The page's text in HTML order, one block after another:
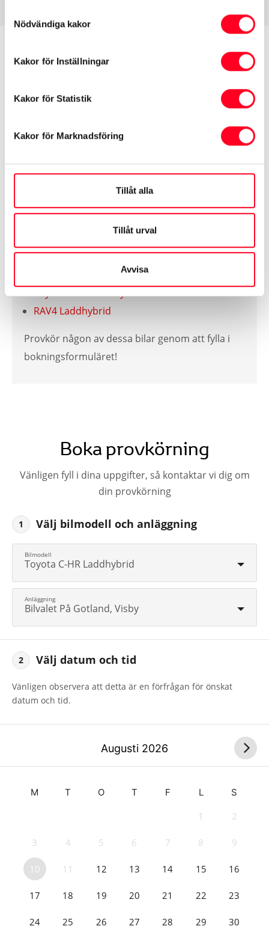
Nödvändiga kakor
Kakor för Inställningar
Kakor för Statistik
Kakor för Marknadsföring
Tillåt alla
Tillåt urval
Avvisa
Toyotas laddhybrider
Toyota C-HR Laddhybrid
RAV4 Laddhybrid
Provkör någon av dessa bilar genom att fylla i
bokningsformuläret!
Boka provkörning
Vänligen fyll i dina uppgifter, så kontaktar vi dig om
din provkörning
1 Välj bilmodell och anläggning
Toyota C-HR Laddhybrid
Bilvalet På Gotland, Visby
2 Välj datum och tid
Vänligen observera att detta är en förfrågan för önskat
datum och tid.
Augusti 2026
M T O T F L S
1 2
3 4 5 6 7 8 9
10 11 12 13 14 15 16
17 18 19 20 21 22 23
24 25 26 27 28 29 30